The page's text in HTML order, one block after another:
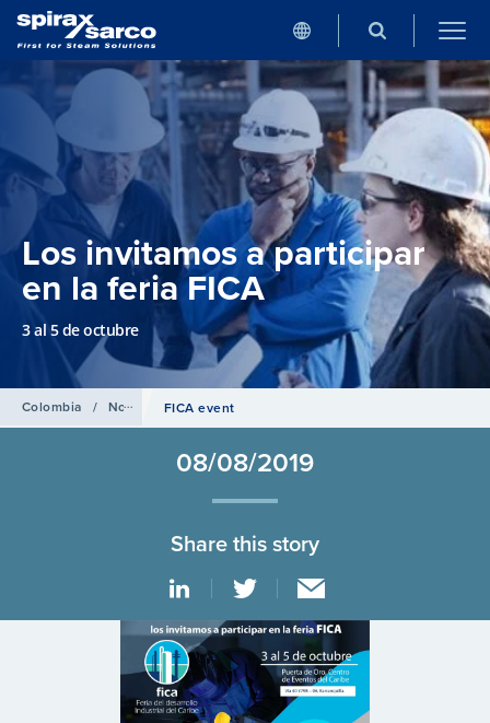
Los invitamos a participar
en la feria FICA
3 al 5 de octubre
Colombia / Noticias FICA event
08/08/2019
Share this story